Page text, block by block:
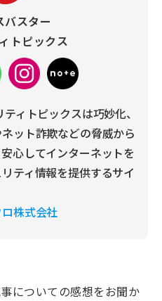
バスター
トピックス
ィトピックスは巧妙化、
ット詐欺などの脅威から
心してインターネットを
ティ情報を提供するサイ
株式会社
についての感想をお聞か